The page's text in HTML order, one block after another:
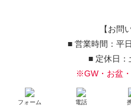
【お問
■ 営業時間：平
■ 定休日：
※GW・お盆
フォーム 電話